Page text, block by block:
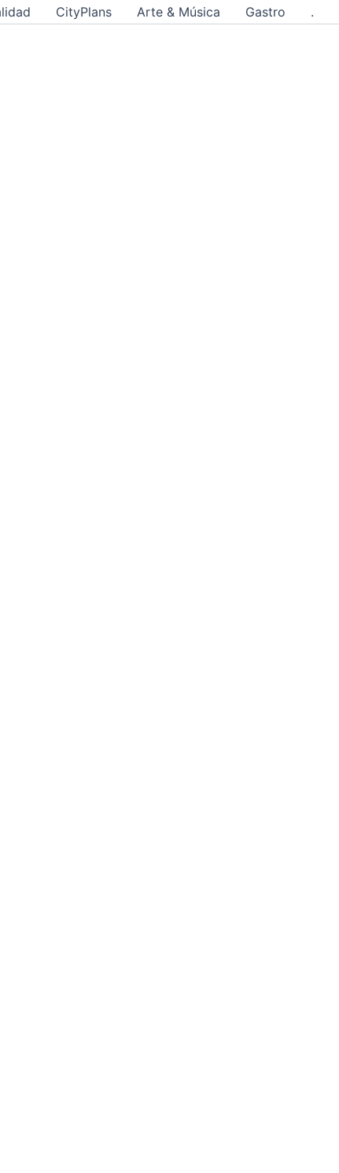
CityPlans Arte & Música Gastro .